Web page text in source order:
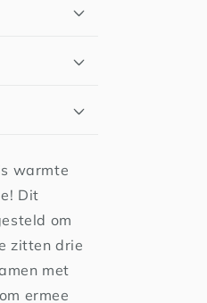
warmte
Dit
om
zitten drie
met
ermee